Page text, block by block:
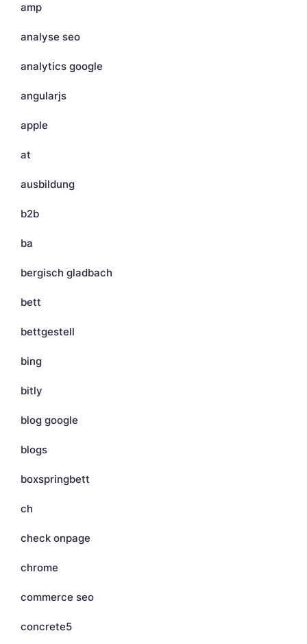
amp
analyse seo
analytics google
angularjs
apple
at
ausbildung
b2b
ba
bergisch gladbach
bett
bettgestell
bing
bitly
blog google
blogs
boxspringbett
ch
check onpage
chrome
commerce seo
concrete5